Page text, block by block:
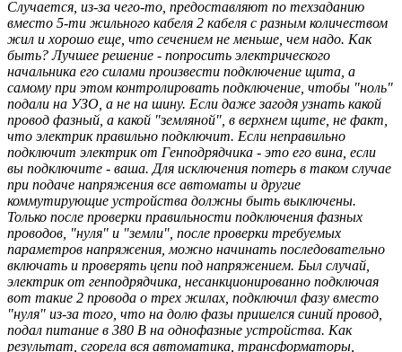
Случается, из-за чего-то, предоставляют по техзаданию
вместо 5-ти жильного кабеля 2 кабеля с разным количеством
жил и хорошо еще, что сечением не меньше, чем надо. Как
быть? Лучшее решение - попросить электрического
начальника его силами произвести подключение щита, а
самому при этом контролировать подключение, чтобы "ноль"
подали на УЗО, а не на шину. Если даже загодя узнать какой
провод фазный, а какой "земляной", в верхнем щите, не факт,
что электрик правильно подключит. Если неправильно
подключит электрик от Генподрядчика - это его вина, если
вы подключите - ваша. Для исключения потерь в таком случае
при подаче напряжения все автоматы и другие
коммутирующие устройства должны быть выключены.
Только после проверки правильности подключения фазных
проводов, "нуля" и "земли", после проверки требуемых
параметров напряжения, можно начинать последовательно
включать и проверять цепи под напряжением. Был случай,
электрик от генподрядчика, несанкционированно подключая
вот такие 2 провода о трех жилах, подключил фазу вместо
"нуля" из-за того, что на долю фазы пришелся синий провод,
подал питание в 380 В на однофазные устройства. Как
результат, сгорела вся автоматика, трансформаторы,